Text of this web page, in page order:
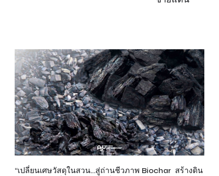
“เปลี่ยนเศษวัสดุในสวน…สู่ถ่านชีวภาพ Biochar สร้างดิน